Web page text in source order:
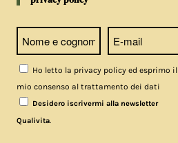
Ho letto la privacy policy ed esprimo il
mio consenso al trattamento dei dati
Desidero iscrivermi alla newsletter
Qualivita.